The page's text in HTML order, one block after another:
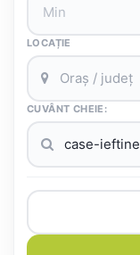
LOCAȚIE
CUVÂNT CHEIE: